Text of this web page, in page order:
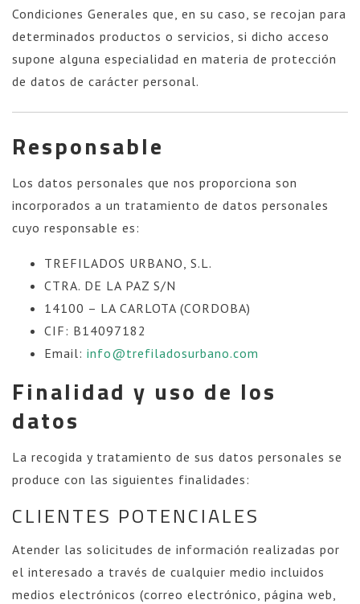
Condiciones Generales que, en su caso, se recojan para
determinados productos o servicios, si dicho acceso
supone alguna especialidad en materia de protección
de datos de carácter personal.
Responsable
Los datos personales que nos proporciona son
incorporados a un tratamiento de datos personales
cuyo responsable es:
TREFILADOS URBANO, S.L.
CTRA. DE LA PAZ S/N
14100 – LA CARLOTA (CORDOBA)
CIF: B14097182
Email: info@trefiladosurbano.com
Finalidad y uso de los
datos
La recogida y tratamiento de sus datos personales se
produce con las siguientes finalidades:
CLIENTES POTENCIALES
Atender las solicitudes de información realizadas por
el interesado a través de cualquier medio incluidos
medios electrónicos (correo electrónico, página web,